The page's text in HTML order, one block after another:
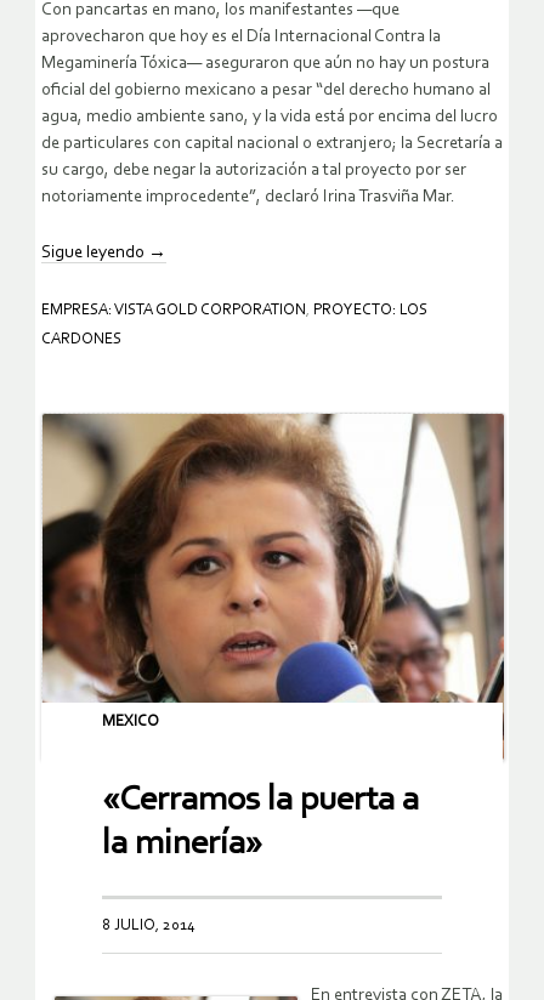
Con pancartas en mano, los manifestantes —que
aprovecharon que hoy es el Día Internacional Contra la
Megaminería Tóxica— aseguraron que aún no hay un postura
oficial del gobierno mexicano a pesar “del derecho humano al
agua, medio ambiente sano, y la vida está por encima del lucro
de particulares con capital nacional o extranjero; la Secretaría a
su cargo, debe negar la autorización a tal proyecto por ser
notoriamente improcedente”, declaró Irina Trasviña Mar.
Sigue leyendo →
EMPRESA: VISTA GOLD CORPORATION , PROYECTO: LOS
CARDONES
MEXICO
«Cerramos la puerta a
la minería»
8 JULIO, 2014
En entrevista con ZETA, la